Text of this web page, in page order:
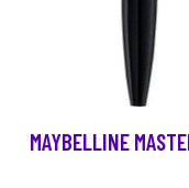
MAYBELLINE